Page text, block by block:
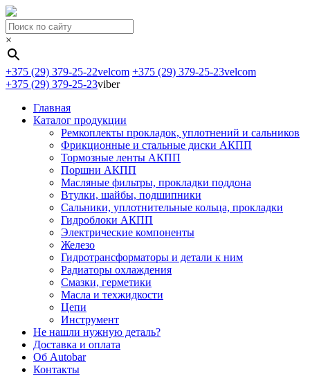
×
+375 (29) 379-25-22velcom +375 (29) 379-25-23velcom
+375 (29) 379-25-23viber
Главная
Каталог продукции
Ремкоплекты прокладок, уплотнений и сальников
Фрикционные и стальные диски АКПП
Тормозные ленты АКПП
Поршни АКПП
Масляные фильтры, прокладки поддона
Втулки, шайбы, подшипники
Сальники, уплотнительные кольца, прокладки
Гидроблоки АКПП
Электрические компоненты
Железо
Гидротрансформаторы и детали к ним
Радиаторы охлаждения
Смазки, герметики
Масла и техжидкости
Цепи
Инструмент
Не нашли нужную деталь?
Доставка и оплата
Об Autobar
Контакты